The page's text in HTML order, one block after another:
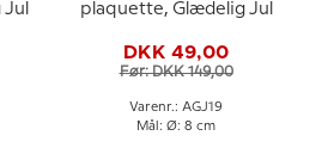
plaquette, Glædelig Jul
DKK 49,00
Før: DKK 149,00
Varenr.: AGJ19
Mål: Ø: 8 cm